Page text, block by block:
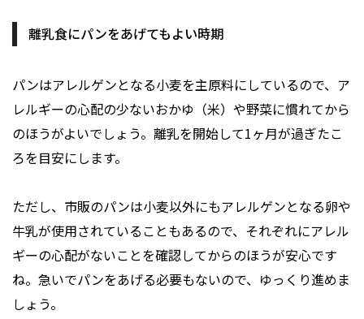
離乳食にパンをあげてもよい時期
パンはアレルゲンとなる小麦を主原料にしているので、ア
レルギーの心配の少ないおかゆ（米）や野菜に慣れてから
のほうがよいでしょう。離乳を開始して1ヶ月が過ぎたこ
ろを目安にします。
ただし、市販のパンは小麦以外にもアレルゲンとなる卵や
牛乳が使用されていることもあるので、それぞれにアレル
ギーの心配がないことを確認してからのほうが安心です
ね。急いでパンをあげる必要もないので、ゆっくり進めま
しょう。